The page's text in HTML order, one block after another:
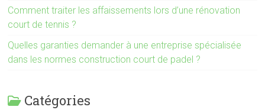
Comment traiter les affaissements lors d’une rénovation
court de tennis ?
Quelles garanties demander à une entreprise spécialisée
dans les normes construction court de padel ?
Catégories